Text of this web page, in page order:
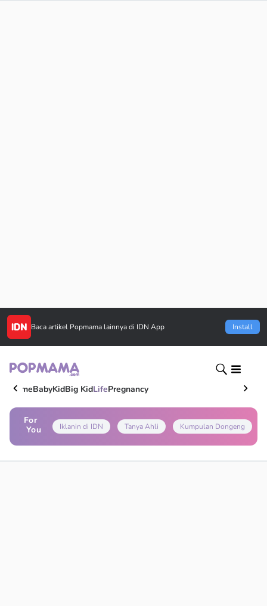
Baca artikel Popmama lainnya di IDN App Install
HomeBabyKidBig KidLifePregnancy
For
You
Iklanin di IDN Tanya Ahli Kumpulan Dongeng